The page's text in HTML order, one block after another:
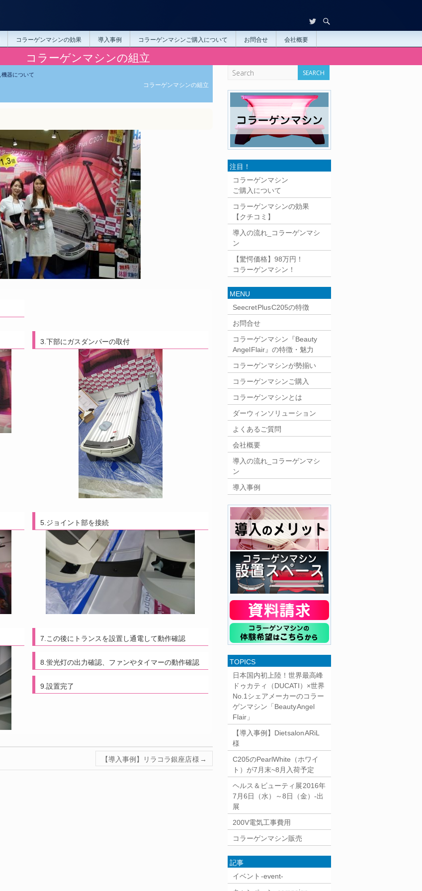
コラーゲンマシンの効果 導入事例 コラーゲンマシンご購入について お問合せ 会社概要
コラーゲンマシンの組立
機器について
コラーゲンマシンの組立
3.下部にガスダンパーの取付
5.ジョイント部を接続
7.この後にトランスを設置し通電して動作確認
8.蛍光灯の出力確認、ファンやタイマーの動作確認
9.設置完了
【導入事例】リラコラ銀座店 様 →
Search
注目！
コラーゲンマシン
ご購入について
コラーゲンマシンの効果
【クチコミ】
導入の流れ_コラーゲンマシ
ン
【驚愕価格】98万円！
コラーゲンマシン！
MENU
Seecret Plus C205の特徴
お問合せ
コラーゲンマシン『Beauty
Angel Flair』の特徴・魅力
コラーゲンマシンが勢揃い
コラーゲンマシンご購入
コラーゲンマシンとは
ダーウィンソリューション
よくあるご質問
会社概要
導入の流れ_コラーゲンマシ
ン
導入事例
TOPICS
日本国内初上陸！世界最高峰
ドゥカティ（DUCATI）×世界
No.1シェアメーカーのコラー
ゲンマシン「Beauty Angel
Flair」
【導入事例】Diet salon ARiL
様
C205のPearlWhite（ホワイ
ト）が7月末~8月入荷予定
ヘルス＆ビューティ展 2016年
7月6日（水）～8日（金）-出
展
200V電気工事費用
コラーゲンマシン販売
記事
イベント -event-